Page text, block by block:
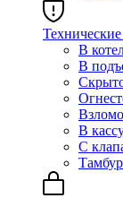
В
В
В
С